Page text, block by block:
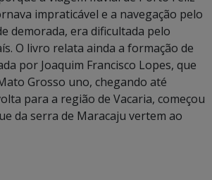
impraticável e a navegação pelo
demorada, era dificultada pelo
O livro relata ainda a formação de
por Joaquim Francisco Lopes, que
Grosso uno, chegando até
para a região de Vacaria, começou
da serra de Maracaju vertem ao